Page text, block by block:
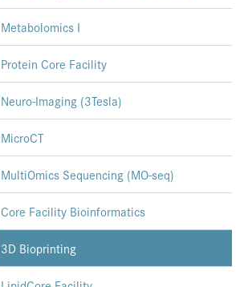
Metabolomics I
Protein Core Facility
Neuro-Imaging (3Tesla)
MicroCT
MultiOmics Sequencing (MO-seq)
Core Facility Bioinformatics
3D Bioprinting